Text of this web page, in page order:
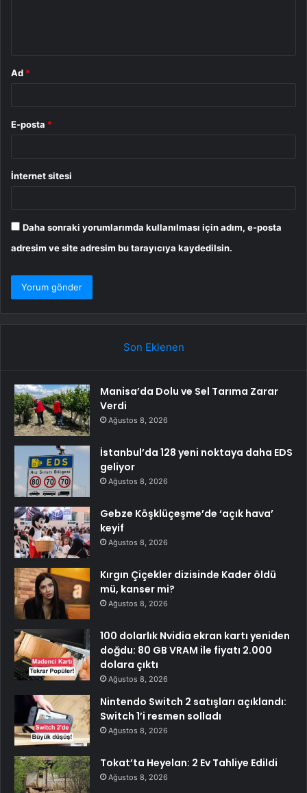
Ad *
E-posta *
İnternet sitesi
Daha sonraki yorumlarımda kullanılması için adım, e-posta
adresim ve site adresim bu tarayıcıya kaydedilsin.
Son Eklenen
Manisa’da Dolu ve Sel Tarıma Zarar
Verdi
Ağustos 8, 2026
İstanbul’da 128 yeni noktaya daha EDS
geliyor
Ağustos 8, 2026
Gebze Köşklüçeşme’de ‘açık hava’
keyif
Ağustos 8, 2026
Kırgın Çiçekler dizisinde Kader öldü
mü, kanser mi?
Ağustos 8, 2026
100 dolarlık Nvidia ekran kartı yeniden
doğdu: 80 GB VRAM ile fiyatı 2.000
dolara çıktı
Ağustos 8, 2026
Nintendo Switch 2 satışları açıklandı:
Switch 1’i resmen solladı
Ağustos 8, 2026
Tokat’ta Heyelan: 2 Ev Tahliye Edildi
Ağustos 8, 2026